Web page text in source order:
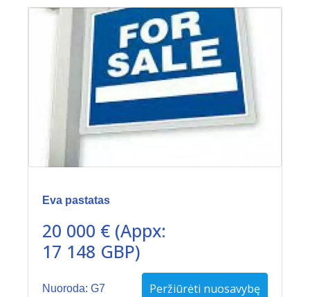
Eva pastatas
20 000 € (Appx:
17 148 GBP)
Nuoroda: G7 Peržiūrėti nuosavybę